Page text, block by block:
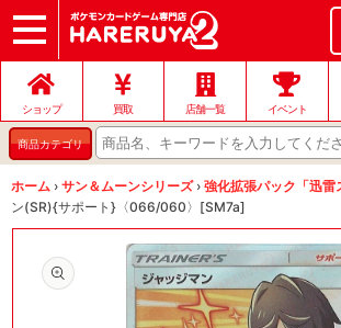
ショップ
店頭買取
ネット買取
店舗一覧
イベント
お問い合わせ
ショップ 買取 店舗一覧 イベント
商品カテゴリ
ホーム › サン＆ムーンシリーズ › 強化拡張パック「迅雷
ン(SR){サポート}〈066/060〉[SM7a]